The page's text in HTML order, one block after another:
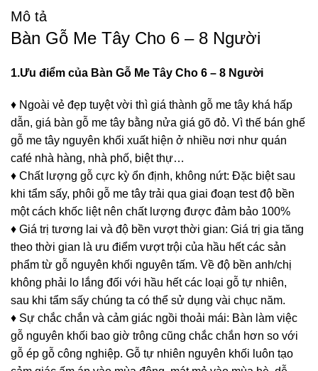
Mô tả
Bàn Gỗ Me Tây Cho 6 – 8 Người
1.Ưu điểm của Bàn Gỗ Me Tây Cho 6 – 8 Người
♦ Ngoài vẻ đẹp tuyệt vời thì giá thành gỗ me tây khá hấp
dẫn, giá bàn gỗ me tây bằng nửa giá gõ đỏ. Vì thế bán ghế
gỗ me tây nguyên khối xuất hiện ở nhiều nơi như quán
café nhà hàng, nhà phố, biệt thự…
♦ Chất lượng gỗ cực kỳ ổn định, không nứt: Đặc biệt sau
khi tẩm sấy, phôi gỗ me tây trải qua giai đoạn test độ bền
một cách khốc liệt nên chất lượng được đảm bảo 100%
♦ Giá trị tương lai và độ bền vượt thời gian: Giá trị gia tăng
theo thời gian là ưu điểm vượt trội của hầu hết các sản
phẩm từ gỗ nguyên khối nguyên tấm. Về độ bền anh/chị
không phải lo lắng đối với hầu hết các loại gỗ tự nhiên,
sau khi tẩm sấy chúng ta có thể sử dụng vài chục năm.
♦ Sự chắc chắn và cảm giác ngồi thoải mái: Bàn làm việc
gỗ nguyên khối bao giờ trông cũng chắc chắn hơn so với
gỗ ép gỗ công nghiệp. Gỗ tự nhiên nguyên khối luôn tạo